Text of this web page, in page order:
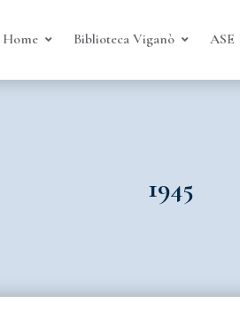
Home Biblioteca Viganò ASE
1945